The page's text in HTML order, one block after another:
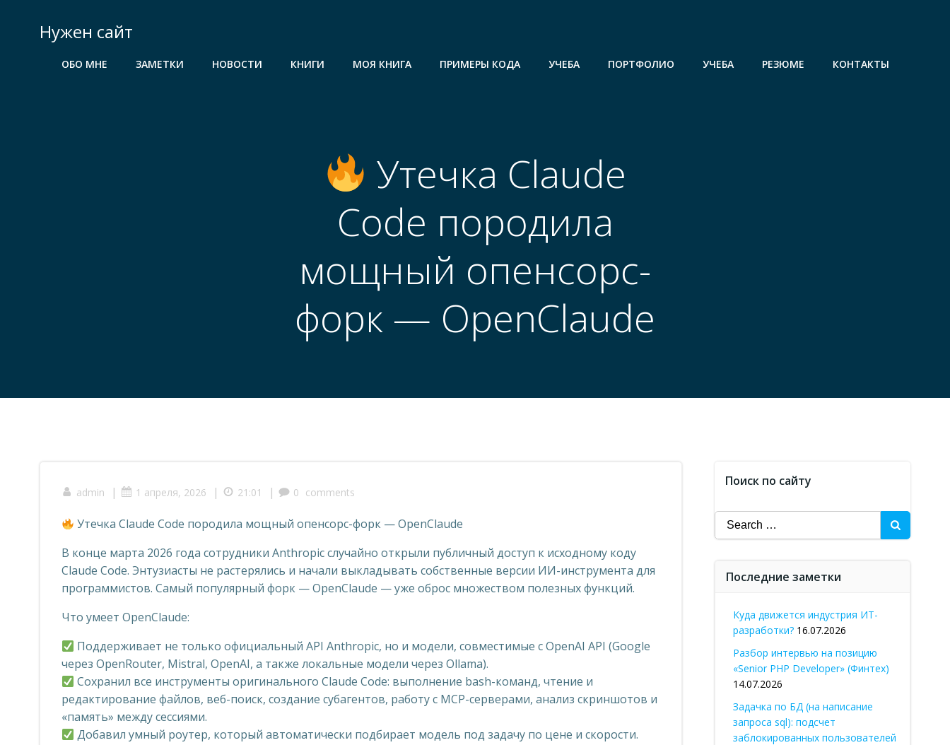
содержимомуНужен сайт
ОБО МНЕ ЗАМЕТКИ НОВОСТИ КНИГИ МОЯ КНИГА ПРИМЕРЫ КОДА УЧЕБА ПОРТФОЛИО УЧЕБА РЕЗЮМЕ КОНТАКТЫ
Утечка Claude
Code породила
мощный опенсорс-
форк — OpenClaude
admin | 1 апреля, 2026 | 21:01 | 0 comments
Утечка Claude Code породила мощный опенсорс-форк — OpenClaude
В конце марта 2026 года сотрудники Anthropic случайно открыли публичный доступ к исходному коду
Claude Code. Энтузиасты не растерялись и начали выкладывать собственные версии ИИ-инструмента для
программистов. Самый популярный форк — OpenClaude — уже оброс множеством полезных функций.
Что умеет OpenClaude:
Поддерживает не только официальный API Anthropic, но и модели, совместимые с OpenAI API (Google
через OpenRouter, Mistral, OpenAI, а также локальные модели через Ollama).
Сохранил все инструменты оригинального Claude Code: выполнение bash-команд, чтение и
редактирование файлов, веб-поиск, создание субагентов, работу с MCP-серверами, анализ скриншотов и
«память» между сессиями.
Добавил умный роутер, который автоматически подбирает модель под задачу по цене и скорости.
Поиск по сайту
Search
for:
Последние заметки
Куда движется индустрия ИТ-
разработки? 16.07.2026
Разбор интервью на позицию
«Senior PHP Developer» (Финтех)
14.07.2026
Задачка по БД (на написание
запроса sql): подсчет
заблокированных пользователей